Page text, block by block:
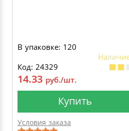
В упаковке: 120
Код: 24329
14.33 руб./шт.
Купить
Условия заказа